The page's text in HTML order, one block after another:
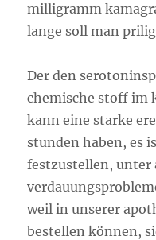
milligramm
lange soll man
Der den
chemische stoff im
kann eine starke
stunden haben, es
festzustellen, unter
weil in unserer
bestellen können,